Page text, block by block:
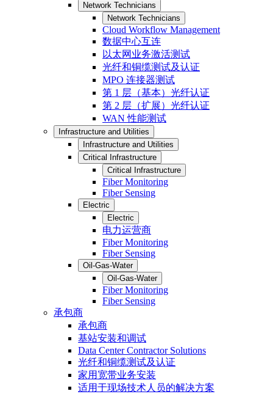
Network Technicians
Network Technicians
Cloud Workflow Management
数据中心互连
以太网业务激活测试
光纤和铜缆测试及认证
MPO 连接器测试
第 1 层（基本）光纤认证
第 2 层（扩展）光纤认证
WAN 性能测试
Infrastructure and Utilities
Infrastructure and Utilities
Critical Infrastructure
Critical Infrastructure
Fiber Monitoring
Fiber Sensing
Electric
Electric
电力运营商
Fiber Monitoring
Fiber Sensing
Oil-Gas-Water
Oil-Gas-Water
Fiber Monitoring
Fiber Sensing
承包商
承包商
基站安装和调试
Data Center Contractor Solutions
光纤和铜缆测试及认证
家用宽带业务安装
适用于现场技术人员的解决方案